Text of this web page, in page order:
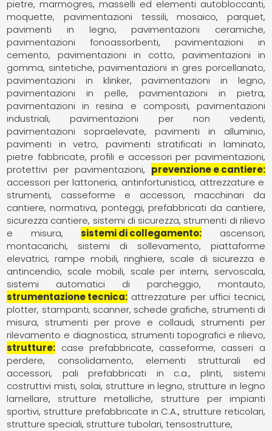
pietre marmogres masselli ed elementi autobloccanti
moquette, pavimentazioni tessili
mosaico
parquet,
pavimenti in legno
pavimentazioni ceramiche
pavimentazioni fonoassorbenti
pavimentazioni in
cemento
pavimentazioni in cotto
pavimentazioni in
gomma, sintetiche pavimentazioni in gres porcellanato
pavimentazioni in klinker
pavimentazioni in legno
pavimentazioni in pelle
pavimentazioni in pietra
pavimentazioni in resina e compositi
pavimentazioni
industriali
pavimentazioni per non vedenti
pavimentazioni sopraelevate
pavimenti in alluminio
pavimenti in vetro
pavimenti stratificati in laminato
pietre fabbricate profili e accessori per pavimentazioni
protettivi per pavimentazioni
prevenzione e cantiere
accessori per lattoneria antinfortunistica attrezzature e
strumenti
casseforme e accessori
macchinari da
cantiere normativa ponteggi prefabbricati da cantiere
sicurezza cantiere sistemi di sicurezza strumenti di rilievo
e misura
sistemi di collegamento
ascensori
montacarichi, sistemi di sollevamento
piattaforme
elevatrici rampe mobili ringhiere
scale di sicurezza e
antincendio
scale mobili scale per interni
servoscala
sistemi automatici di parcheggio, montauto
strumentazione tecnica attrezzature per uffici tecnici
plotter, stampanti, scanner, schede grafiche strumenti di
misura
strumenti per prove e collaudi
strumenti per
rilevamento e diagnostica strumenti topografici e rilievo
strutture
case prefabbricate
casseforme, casseri a
perdere
consolidamento
elementi strutturali ed
accessori
pali prefabbricati in c.a. plinti
sistemi
costruttivi misti solai strutture in legno strutture in legno
lamellare
strutture metalliche
strutture per impianti
sportivi strutture prefabbricate in C.A. strutture reticolari
strutture speciali strutture tubolari tensostrutture